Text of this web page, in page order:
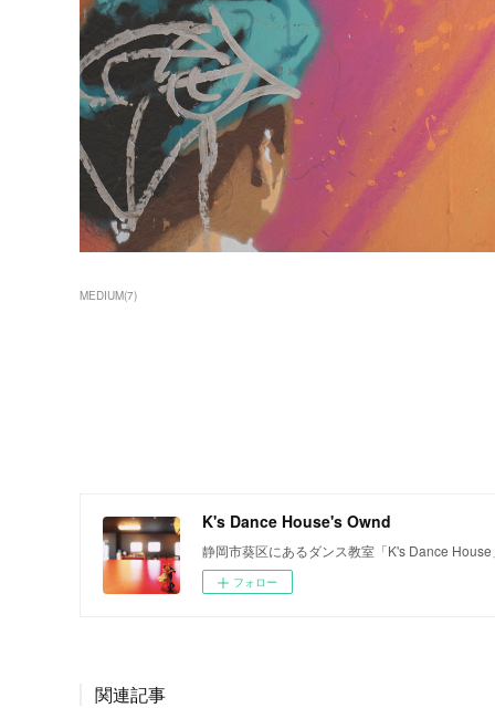
MEDIUM(7)
K's Dance House's Ownd
静岡市葵区にあるダンス教室「K's Dance House
フォロー
関連記事